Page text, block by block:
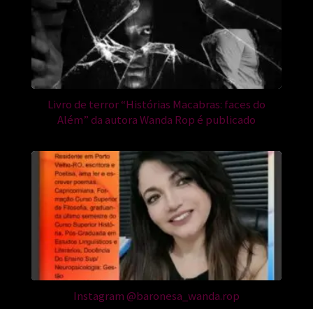
Livro de terror “Histórias Macabras: faces do
Além” da autora Wanda Rop é publicado
Instagram @baronesa_wanda.rop